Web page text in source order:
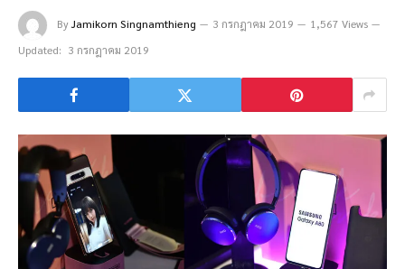
ByJamikorn Singnamthieng 3 กรกฎาคม 2019
1,567 Views
Updated: 3 กรกฎาคม 2019